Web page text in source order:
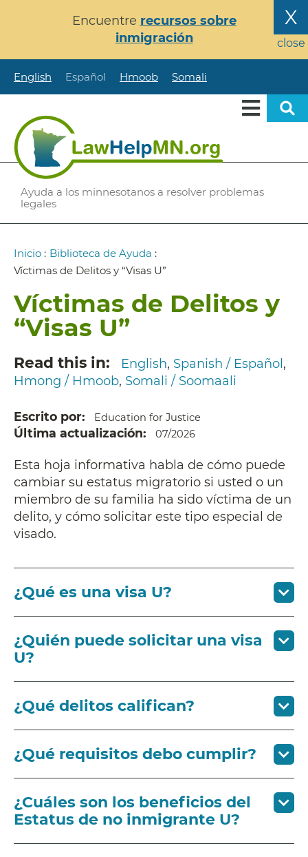
principal
X
close
Encuentre recursos sobre
inmigración
English Español Hmoob Somali
Ayuda a los minnesotanos a resolver problemas
legales
Ruta
de
Inicio : Biblioteca de Ayuda :
Víctimas de Delitos y “Visas U”
Víctimas de Delitos y
“Visas U”
Read this in English Spanish / Español
Hmong / Hmoob Somali / Soomaali
Escrito por Education for Justice
Última actualización 07/2026
Esta hoja informativa habla de cómo puede
cambiar su estatus migratorio si usted o un
miembro de su familia ha sido víctima de un
delito, y cómo solicitar este tipo especial de
visado.
¿Qué es una visa U?
¿Quién puede solicitar una visa
U?
¿Qué delitos califican?
¿Qué requisitos debo cumplir?
¿Cuáles son los beneficios del
Estatus de no inmigrante U?